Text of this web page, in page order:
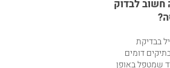
חשוב לבדוק
בבדיקת
דומים
שמטפל באופן